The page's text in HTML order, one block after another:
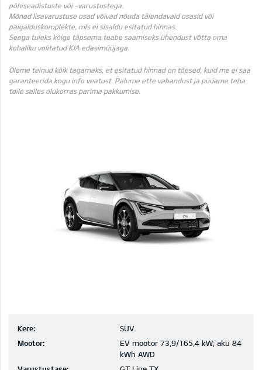
põhiseadistuste või -varustustega.
Mõned lisavarustuse osad võivad nõuda täiendavaid osasid või
paigalduskomplekte, mis ei sisaldu esitatud hinnas.
Seega tuleks kõige täpsema teabe saamiseks ühendust võtta oma
kohaliku volitatud KIA edasimüüjaga.
Oleme teinud kõik tagamaks, et esitatud hinnad on tõesed, kuid me ei saa
garanteerida kogu info veatust. Palume ette vabandust ja püüame teha
teile selles olukorras parima pakkumise.
Kere:
SUV
Mootor:
EV mootor 73,9/165,4 kW; aku 84
kWh AWD